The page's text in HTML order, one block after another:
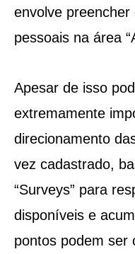
envolve
pessoais na área
Apesar de isso
extremamente
direcionamento
vez cadastrado,
“Surveys” para
disponíveis e
pontos podem ser